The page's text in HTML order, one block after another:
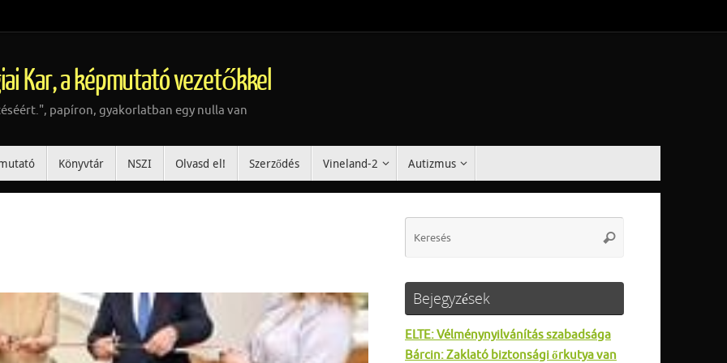
Kar, a képmutató vezetőkkel
papíron, gyakorlatban egy nulla van
Könyvtár NSZI Olvasd el! Szerződés Vineland-2 Autizmus
Keresés
Bejegyzések
ELTE: Vélménynyilvánítás szabadsága
Bárcin: Zaklató biztonsági őrkutya van